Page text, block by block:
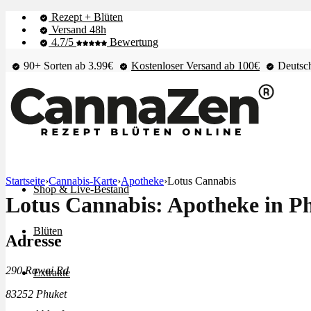
Rezept + Blüten
Versand 48h
4.7/5
Bewertung
90+ Sorten ab 3.99€
Kostenloser Versand ab 100€
Shop & Live-Bestand
Blüten
Extrakte
Startseite›Cannabis-Karte›Apotheke›Lotus Cannabis
Lotus Cannabis: Apotheke in
Adresse
290 Rawai Rd
83252 Phuket